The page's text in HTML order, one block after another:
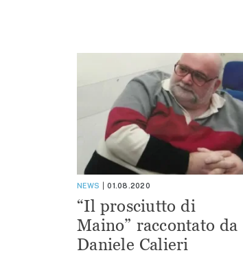
NEWS 01.08.2020
“Il prosciutto di
Maino” raccontato da
Daniele Calieri